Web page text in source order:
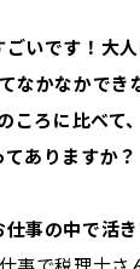
いです！大人
なかなかでき
ころに比べて
ありますか？
仕事の中で活